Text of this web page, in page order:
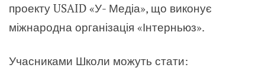
проекту USAID «У- Медіа», що виконує
міжнародна організація «Інтерньюз».
Учасниками Школи можуть стати: